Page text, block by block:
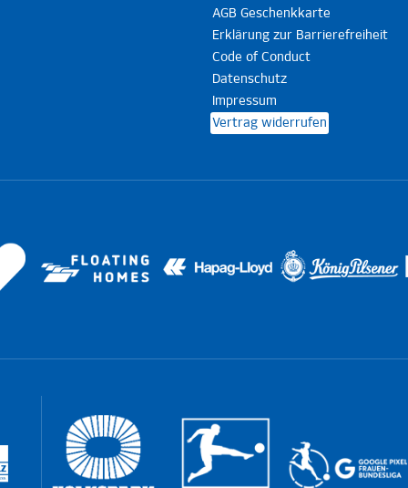
AGB Geschenkkarte
Erklärung zur Barrierefreiheit
Code of Conduct
Datenschutz
Impressum
Vertrag widerrufen